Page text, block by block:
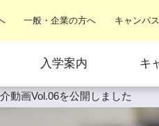
一般・企業の方へ キャンパ
入学案内 キ
動画Vol.06を公開しました